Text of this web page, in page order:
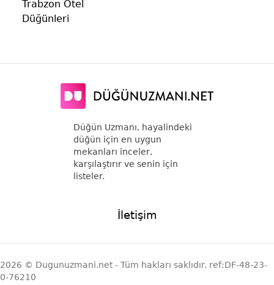
Trabzon Otel
Düğünleri
Düğün Uzmanı, hayalindeki
düğün için en uygun
mekanları inceler,
karşılaştırır ve senin için
listeler.
İletişim
2026 © Dugunuzmani.net - Tüm hakları saklıdır. ref:DF-48-23-
0-76210